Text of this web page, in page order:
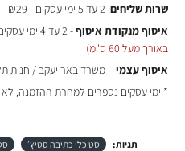
שרות שליחים: 2 עד 5 ימי עסקים - ₪29
איסוף מנקודת איסוף- 2 עד 4 ימי עסקים - ₪20
באורך מעל 60 ס"מ)
איסוף עצמי - משרד באר יעקב / חנות תל אביב, 1 - 4 ימי
* ימי עסקים נספרים למחרת ההזמנה, לא
תגיות: סט כלי כתיבה סטיץ׳